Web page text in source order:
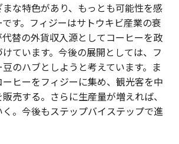
まな特色があり、もっとも可能性を感
す。フィジーはサトウキビ産業の衰
替の外貨収入源としてコーヒーを政
ています。今後の展開としては、フ
のハブとしようと考えています。ま
ヒーをフィジーに集め、観光客を中
売する。さらに生産量が増えれば、
。今後もステップバイステップで進